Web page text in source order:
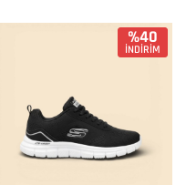
%40
İNDİRİM